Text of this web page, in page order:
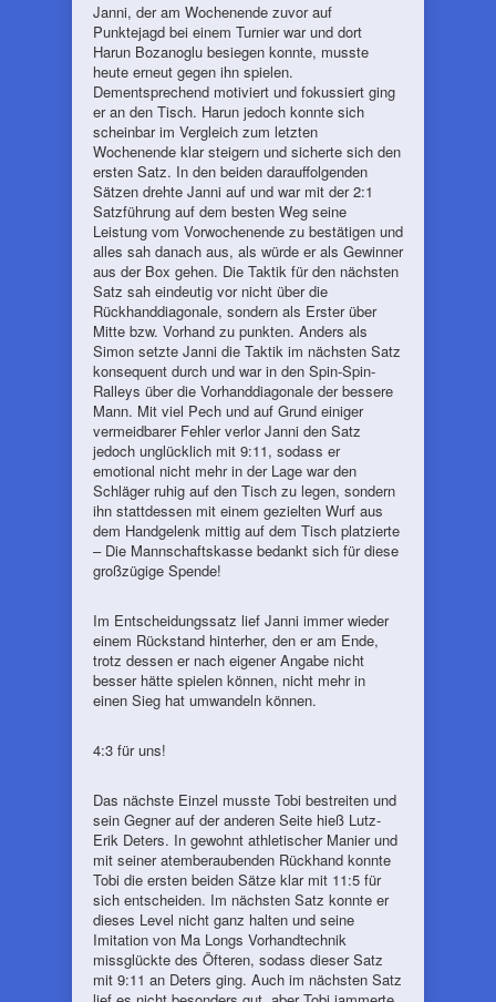
Janni, der am Wochenende zuvor auf
Punktejagd bei einem Turnier war und dort
Harun Bozanoglu besiegen konnte, musste
heute erneut gegen ihn spielen.
Dementsprechend motiviert und fokussiert ging
er an den Tisch. Harun jedoch konnte sich
scheinbar im Vergleich zum letzten
Wochenende klar steigern und sicherte sich den
ersten Satz. In den beiden darauffolgenden
Sätzen drehte Janni auf und war mit der 2:1
Satzführung auf dem besten Weg seine
Leistung vom Vorwochenende zu bestätigen und
alles sah danach aus, als würde er als Gewinner
aus der Box gehen. Die Taktik für den nächsten
Satz sah eindeutig vor nicht über die
Rückhanddiagonale, sondern als Erster über
Mitte bzw. Vorhand zu punkten. Anders als
Simon setzte Janni die Taktik im nächsten Satz
konsequent durch und war in den Spin-Spin-
Ralleys über die Vorhanddiagonale der bessere
Mann. Mit viel Pech und auf Grund einiger
vermeidbarer Fehler verlor Janni den Satz
jedoch unglücklich mit 9:11, sodass er
emotional nicht mehr in der Lage war den
Schläger ruhig auf den Tisch zu legen, sondern
ihn stattdessen mit einem gezielten Wurf aus
dem Handgelenk mittig auf dem Tisch platzierte
– Die Mannschaftskasse bedankt sich für diese
großzügige Spende!
Im Entscheidungssatz lief Janni immer wieder
einem Rückstand hinterher, den er am Ende,
trotz dessen er nach eigener Angabe nicht
besser hätte spielen können, nicht mehr in
einen Sieg hat umwandeln können.
4:3 für uns!
Das nächste Einzel musste Tobi bestreiten und
sein Gegner auf der anderen Seite hieß Lutz-
Erik Deters. In gewohnt athletischer Manier und
mit seiner atemberaubenden Rückhand konnte
Tobi die ersten beiden Sätze klar mit 11:5 für
sich entscheiden. Im nächsten Satz konnte er
dieses Level nicht ganz halten und seine
Imitation von Ma Longs Vorhandtechnik
missglückte des Öfteren, sodass dieser Satz
mit 9:11 an Deters ging. Auch im nächsten Satz